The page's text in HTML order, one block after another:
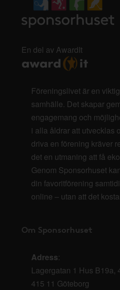
En del av AwardIt
Föreningslivet är en
samhälle. Det skapar
engagemang och
i alla åldrar att utvecklas
driva en förening kräver
det en utmaning att få
Genom Sponsorhuset
din favoritförening
online – utan att det
Om Sponsorhuset
Adress:
Lagergatan 1 Hus B19a,
415 11 Göteborg